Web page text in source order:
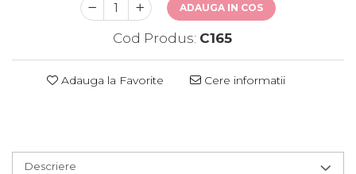
ADAUGA IN COS
Cod Produs: C165
Adauga la Favorite Cere informatii
Descriere